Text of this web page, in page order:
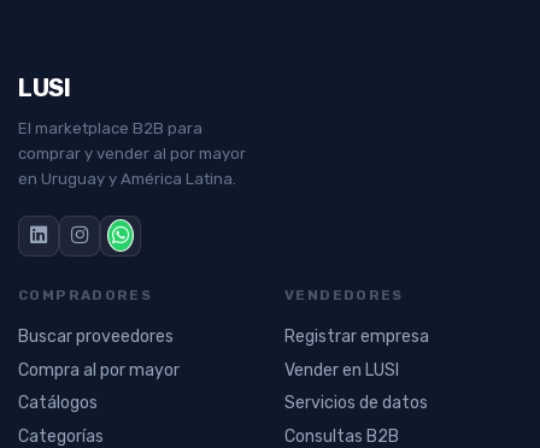
LUSI
El marketplace B2B para
comprar y vender al por mayor
en Uruguay y América Latina.
COMPRADORES
Buscar proveedores
Compra al por mayor
Catálogos
Categorías
VENDEDORES
Registrar empresa
Vender en LUSI
Servicios de datos
Consultas B2B